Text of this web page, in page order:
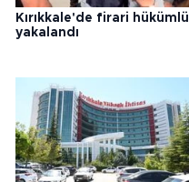
Kırıkkale'de firari hükümlü
yakalandı